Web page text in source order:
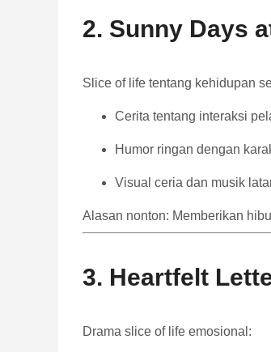
2. Sunny Days
Slice of life tentang kehidupan
Cerita tentang interaksi
Humor ringan dengan
Visual ceria dan musik
Alasan nonton: Memberikan
3. Heartfelt
Drama slice of life emosional: